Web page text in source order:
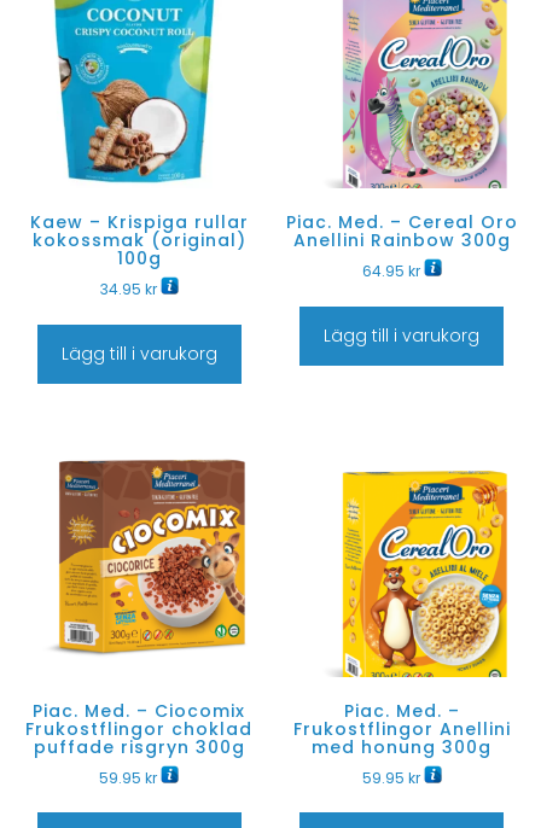
Kaew – Krispiga rullar
kokossmak (original)
100g
34.95 kr
Lägg till i varukorg
Piac. Med. – Cereal Oro
Anellini Rainbow 300g
64.95 kr
Lägg till i varukorg
Piac. Med. – Ciocomix
Frukostflingor choklad
puffade risgryn 300g
59.95kr
Piac. Med. –
Frukostflingor Anellini
med honung 300g
59.95 kr